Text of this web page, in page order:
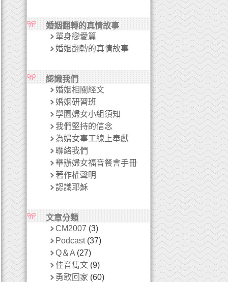
婚姻翻轉的真情故事
單身戀愛篇
婚姻翻轉的真情故事
認識我們
婚姻相關經文
婚姻研習班
學園婦女小組須知
我們堅持的信念
為婦女事工線上奉獻
聯絡我們
舉辦婦女福音餐會手冊
著作權聲明
認識耶穌
文章分類
CM2007 (3)
Podcast(37)
Q＆A(27)
佳音雋文(9)
勇敢回家 (60)